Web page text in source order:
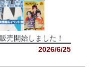
売開始しました！
2026/6/25